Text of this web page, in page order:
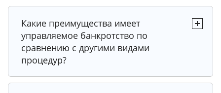
Какие преимущества имеет
управляемое банкротство по
сравнению с другими видами
процедур?